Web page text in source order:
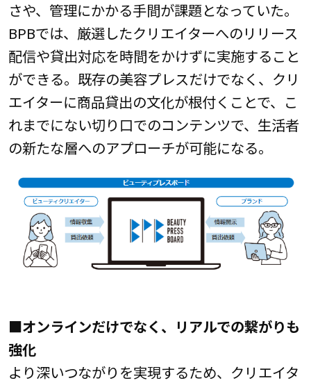
さや、管理にかかる手間が課題となっていた。
BPBでは、厳選したクリエイターへのリリース
配信や貸出対応を時間をかけずに実施すること
ができる。既存の美容プレスだけでなく、クリ
エイターに商品貸出の文化が根付くことで、こ
れまでにない切り口でのコンテンツで、生活者
の新たな層へのアプローチが可能になる。
■オンラインだけでなく、リアルでの繋がりも
強化
より深いつながりを実現するため、クリエイタ